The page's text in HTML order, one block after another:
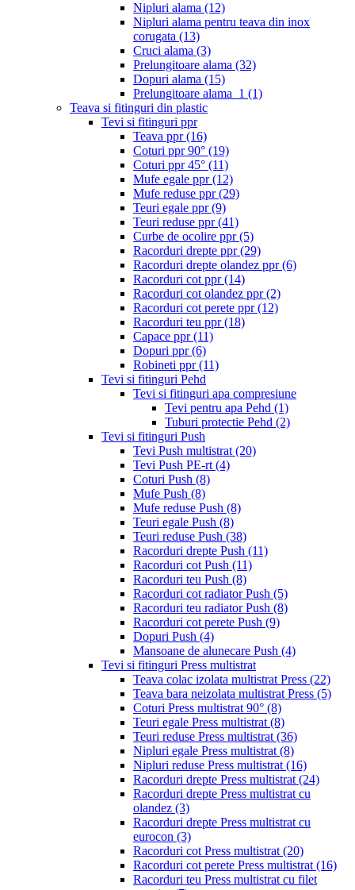
Nipluri alama (12)
Nipluri alama pentru teava din inox
corugata (13)
Cruci alama (3)
Prelungitoare alama (32)
Dopuri alama (15)
Prelungitoare alama_1 (1)
Teava si fitinguri din plastic
Tevi si fitinguri ppr
Teava ppr(16)
Coturi ppr 90° (19)
Coturi ppr 45° (11)
Mufe egale ppr(12)
Mufe reduse ppr(29)
Teuri egale ppr(9)
Teuri reduse ppr(41)
Curbe de ocolire ppr(5)
Racorduri drepte ppr(29)
Racorduri drepte olandez ppr(6)
Racorduri cot ppr(14)
Racorduri cot olandez ppr(2)
Racorduri cot perete ppr(12)
Racorduri teu ppr(18)
Capace ppr(11)
Dopuri ppr(6)
Robineti ppr(11)
Tevi si fitinguri Pehd
Tevi si fitinguri apa compresiune
Tevi pentru apa Pehd (1)
Tuburi protectie Pehd (2)
Tevi si fitinguri Push
Tevi Push multistrat (20)
Tevi Push PE-rt (4)
Coturi Push (8)
Mufe Push (8)
Mufe reduse Push (8)
Teuri egale Push (8)
Teuri reduse Push (38)
Racorduri drepte Push (11)
Racorduri cot Push (11)
Racorduri teu Push (8)
Racorduri cot radiator Push (5)
Racorduri teu radiator Push (8)
Racorduri cot perete Push (9)
Dopuri Push (4)
Mansoane de alunecare Push (4)
Tevi si fitinguri Press multistrat
Teava colac izolata multistrat Press (22)
Teava bara neizolata multistrat Press (5)
Coturi Press multistrat 90° (8)
Teuri egale Press multistrat (8)
Teuri reduse Press multistrat (36)
Nipluri egale Press multistrat (8)
Nipluri reduse Press multistrat (16)
Racorduri drepte Press multistrat (24)
Racorduri drepte Press multistrat cu
olandez (3)
Racorduri drepte Press multistrat cu
eurocon (3)
Racorduri cot Press multistrat (20)
Racorduri cot perete Press multistrat (16)
Racorduri teu Press multistrat cu filet